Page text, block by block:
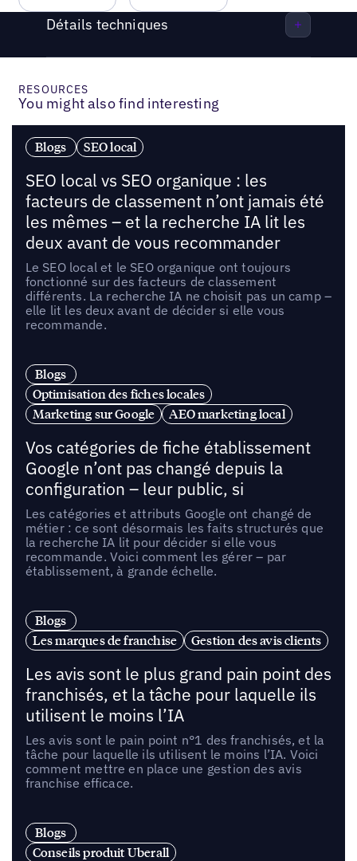
Détails techniques
RESOURCES
You might also find interesting
Blogs SEO local
SEO local vs SEO organique : les
facteurs de classement n’ont jamais été
les mêmes – et la recherche IA lit les
deux avant de vous recommander
Le SEO local et le SEO organique ont toujours
fonctionné sur des facteurs de classement
différents. La recherche IA ne choisit pas un camp –
elle lit les deux avant de décider si elle vous
recommande.
Blogs
Optimisation des fiches locales
Marketing sur Google
AEO marketing local
Vos catégories de fiche établissement
Google n’ont pas changé depuis la
configuration – leur public, si
Les catégories et attributs Google ont changé de
métier : ce sont désormais les faits structurés que
la recherche IA lit pour décider si elle vous
recommande. Voici comment les gérer – par
établissement, à grande échelle.
Blogs
Les marques de franchise
Gestion des avis clients
Les avis sont le plus grand pain point des
franchisés, et la tâche pour laquelle ils
utilisent le moins l’IA
Les avis sont le pain point n°1 des franchisés, et la
tâche pour laquelle ils utilisent le moins l’IA. Voici
comment mettre en place une gestion des avis
franchise efficace.
Blogs
Conseils produit Uberall